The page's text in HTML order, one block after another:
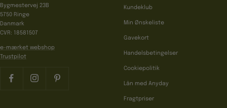
Bygmestervej 23B
5750 Ringe
Danmark
CVR: 18581507
e-mærket webshop
Trustpilot
Kundeklub
Min Ønskeliste
Gavekort
Handelsbetingelser
Cookiepolitik
Lån med Anyday
Fragtpriser